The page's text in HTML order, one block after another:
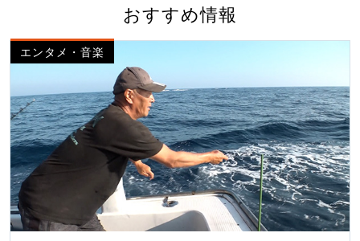
おすすめ情報
エンタメ・音楽